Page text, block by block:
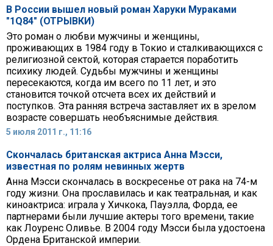
В России вышел новый роман Харуки Мураками
"1Q84" (ОТРЫВКИ)
Это роман о любви мужчины и женщины,
проживающих в 1984 году в Токио и сталкивающихся с
религиозной сектой, которая старается поработить
психику людей. Судьбы мужчины и женщины
пересекаются, когда им всего по 11 лет, и это
становится точкой отсчета всех их действий и
поступков. Эта ранняя встреча заставляет их в зрелом
возрасте совершать необъяснимые действия.
5 июля 2011 г., 11:16
Скончалась британская актриса Анна Мэсси,
известная по ролям невинных жертв
Анна Мэсси скончалась в воскресенье от рака на 74-м
году жизни. Она прославилась и как театральная, и как
киноактриса: играла у Хичкока, Пауэлла, Форда, ее
партнерами были лучшие актеры того времени, такие
как Лоуренс Оливье. В 2004 году Мэсси была удостоена
Ордена Британской империи.